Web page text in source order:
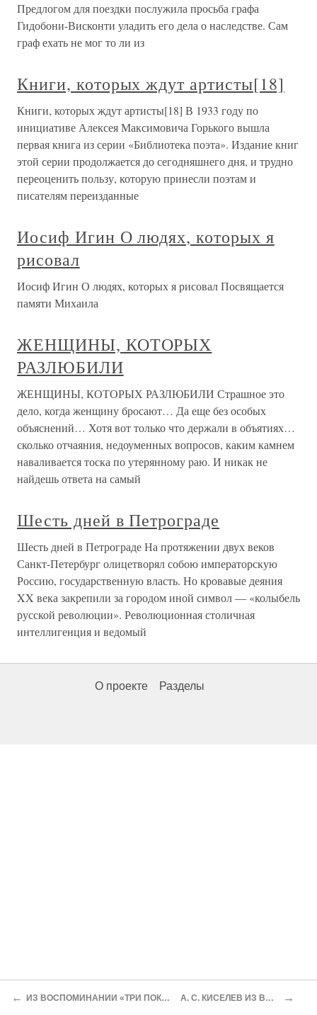
Предлогом для поездки послужила просьба графа
Гидобони-Висконти уладить его дела о наследстве. Сам
граф ехать не мог то ли из
Книги, которых ждут артисты[18]
Книги, которых ждут артисты[18] В 1933 году по
инициативе Алексея Максимовича Горького вышла
первая книга из серии «Библиотека поэта». Издание книг
этой серии продолжается до сегодняшнего дня, и трудно
переоценить пользу, которую принесли поэтам и
писателям переизданные
Иосиф Игин О людях, которых я
рисовал
Иосиф Игин О людях, которых я рисовал Посвящается
памяти Михаила
ЖЕНЩИНЫ, КОТОРЫХ
РАЗЛЮБИЛИ
ЖЕНЩИНЫ, КОТОРЫХ РАЗЛЮБИЛИ Страшное это
дело, когда женщину бросают… Да еще без особых
объяснений… Хотя вот только что держали в объятиях…
сколько отчаяния, недоуменных вопросов, каким камнем
наваливается тоска по утерянному раю. И никак не
найдешь ответа на самый
Шесть дней в Петрограде
Шесть дней в Петрограде На протяжении двух веков
Санкт-Петербург олицетворял собою императорскую
Россию, государственную власть. Но кровавые деяния
XX века закрепили за городом иной символ — «колыбель
русской революции». Революционная столичная
интеллигенция и ведомый
О проекте Разделы
← ИЗ ВОСПОМИНАНИИ «ТРИ ПОКУШЕНИЯ НА ЛЕНИНА» А. С. КИСЕЛЕВ ИЗ ВОСПОМИНАНИИ →